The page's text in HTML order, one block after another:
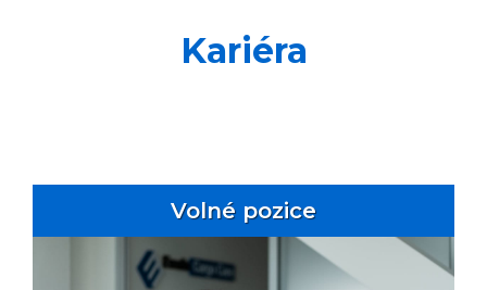
Kariéra
Volné pozice